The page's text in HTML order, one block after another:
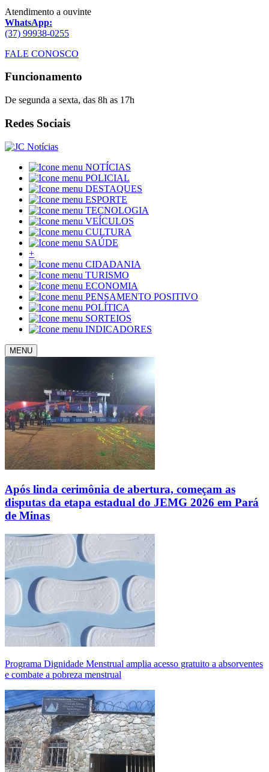
Atendimento a ouvinte
WhatsApp:
(37) 99938-0255
FALE CONOSCO
Funcionamento
De segunda a sexta, das 8h as 17h
Redes Sociais
NOTÍCIAS
POLICIAL
DESTAQUES
ESPORTE
TECNOLOGIA
VEÍCULOS
CULTURA
SAÚDE
+
CIDADANIA
TURISMO
ECONOMIA
PENSAMENTO POSITIVO
POLÍTICA
SORTEIOS
INDICADORES
MENU
Após linda cerimônia de abertura, começam as
disputas da etapa estadual do JEMG 2026 em Pará
de Minas
Programa Dignidade Menstrual amplia acesso gratuito a absorventes
e combate a pobreza menstrual